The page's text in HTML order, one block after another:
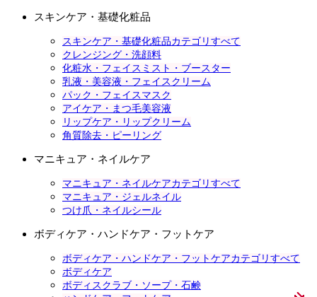
スキンケア・基礎化粧品
スキンケア・基礎化粧品カテゴリすべて
クレンジング・洗顔料
化粧水・フェイスミスト・ブースター
乳液・美容液・フェイスクリーム
パック・フェイスマスク
アイケア・まつ毛美容液
リップケア・リップクリーム
角質除去・ピーリング
マニキュア・ネイルケア
マニキュア・ネイルケアカテゴリすべて
マニキュア・ジェルネイル
つけ爪・ネイルシール
ボディケア・ハンドケア・フットケア
ボディケア・ハンドケア・フットケアカテゴリすべて
ボディケア
ボディスクラブ・ソープ・石鹸